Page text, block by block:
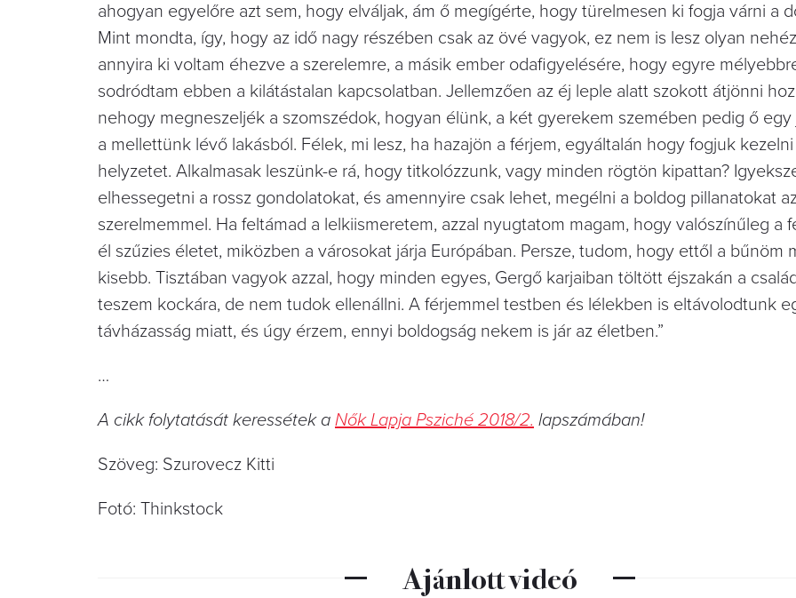
ahogyan egyelőre azt sem, hogy elváljak, ám ő megígérte, hogy türelmesen ki fogja várni a
Mint mondta, így, hogy az idő nagy részében csak az övé vagyok, ez nem is lesz olyan
annyira ki voltam éhezve a szerelemre, a másik ember odafigyelésére, hogy egyre
sodródtam ebben a kilátástalan kapcsolatban. Jellemzően az éj leple alatt szokott átjönni
nehogy megneszeljék a szomszédok, hogyan élünk, a két gyerekem szemében pedig ő egy
a mellettünk lévő lakásból. Félek, mi lesz, ha hazajön a férjem, egyáltalán hogy fogjuk
helyzetet. Alkalmasak leszünk-e rá, hogy titkolózzunk, vagy minden rögtön kipattan?
elhessegetni a rossz gondolatokat, és amennyire csak lehet, megélni a boldog pillanatokat
szerelmemmel. Ha feltámad a lelkiismeretem, azzal nyugtatom magam, hogy valószínűleg a
él szűzies életet, miközben a városokat járja Európában. Persze, tudom, hogy ettől a bűnöm
kisebb. Tisztában vagyok azzal, hogy minden egyes, Gergő karjaiban töltött éjszakán a
teszem kockára, de nem tudok ellenállni. A férjemmel testben és lélekben is eltávolodtunk
távházasság miatt, és úgy érzem, ennyi boldogság nekem is jár az életben.”
…
A cikk folytatását keressétek a Nők Lapja Psziché 2018/2. lapszámában!
Szöveg: Szurovecz Kitti
Fotó: Thinkstock
Ajánlott videó